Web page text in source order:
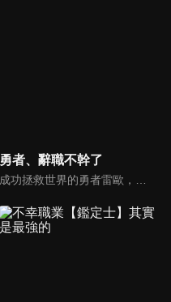
勇者、辭職不幹了